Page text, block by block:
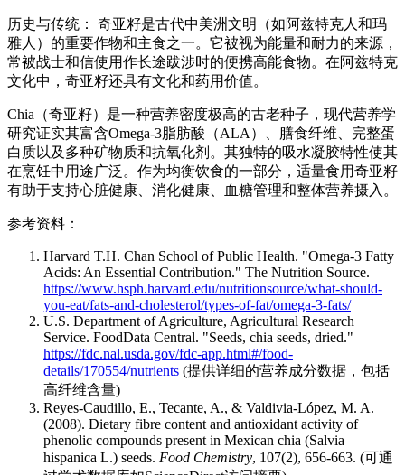
历史与传统： 奇亚籽是古代中美洲文明（如阿兹特克人和玛
雅人）的重要作物和主食之一。它被视为能量和耐力的来源，
常被战士和信使用作长途跋涉时的便携高能食物。在阿兹特克
文化中，奇亚籽还具有文化和药用价值。
Chia（奇亚籽）是一种营养密度极高的古老种子，现代营养学
研究证实其富含Omega-3脂肪酸（ALA）、膳食纤维、完整蛋
白质以及多种矿物质和抗氧化剂。其独特的吸水凝胶特性使其
在烹饪中用途广泛。作为均衡饮食的一部分，适量食用奇亚籽
有助于支持心脏健康、消化健康、血糖管理和整体营养摄入。
参考资料：
Harvard T.H. Chan School of Public Health. "Omega-3 Fatty
Acids: An Essential Contribution." The Nutrition Source.
https://www.hsph.harvard.edu/nutritionsource/what-should-
you-eat/fats-and-cholesterol/types-of-fat/omega-3-fats/
U.S. Department of Agriculture, Agricultural Research
Service. FoodData Central. "Seeds, chia seeds, dried."
https://fdc.nal.usda.gov/fdc-app.html#/food-
details/170554/nutrients (提供详细的营养成分数据，包括
高纤维含量)
Reyes-Caudillo, E., Tecante, A., & Valdivia-López, M. A.
(2008). Dietary fibre content and antioxidant activity of
phenolic compounds present in Mexican chia (Salvia
hispanica L.) seeds. Food Chemistry, 107(2), 656-663. (可通